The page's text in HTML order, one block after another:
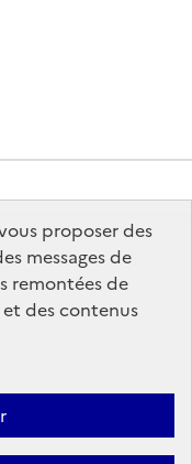
proposer des
messages de
remontées de
des contenus